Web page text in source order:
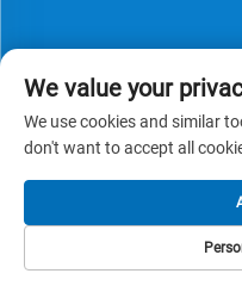
Bản quyền © Zhejiang
sách
We value your
We use cookies and similar
don't want to accept all